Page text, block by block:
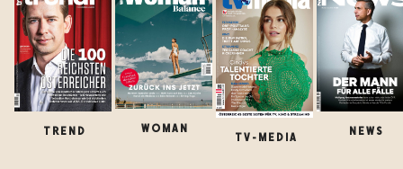
TREND WOMAN
TV-MEDIA
NEWS